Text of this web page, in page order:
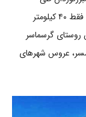
می‌کنند. روستای گرسماسر از شهر زیبای رامسر فقط و فقط ۴۰ کیلومتر
گرسماسر
عروس شهرهای